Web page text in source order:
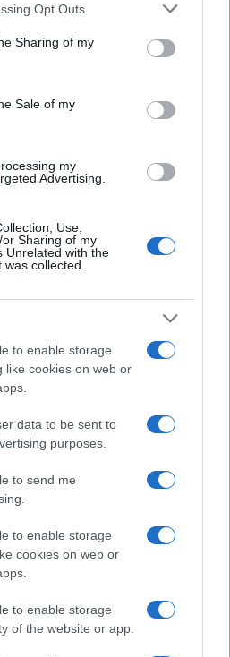
Opt Outs
Sharing of my
Sale of my
my
Advertising.
Use,
Sharing of my
Unrelated with the
collected.
to enable storage
like cookies on web or
data to be sent to
purposes.
to send me
to enable storage
cookies on web or
to enable storage
of the website or app.
iscriversi al canale ed
(gratis).
123
07/08/2026
Vai all'archivio delle vignette
ferrovie a
abbiamo
necessari”
Corporate Affairs,
Officer del
digitale ha
informativo"